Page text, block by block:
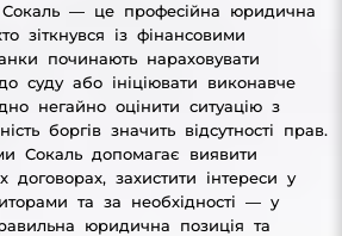
Сокаль — це професійна юридична
зіткнувся із фінансовими
починають нараховувати
суду або ініціювати виконавче
негайно оцінити ситуацію з
боргів значить відсутності прав.
Сокаль допомагає виявити
захистити інтереси у
та за необхідності — у
юридична позиція та